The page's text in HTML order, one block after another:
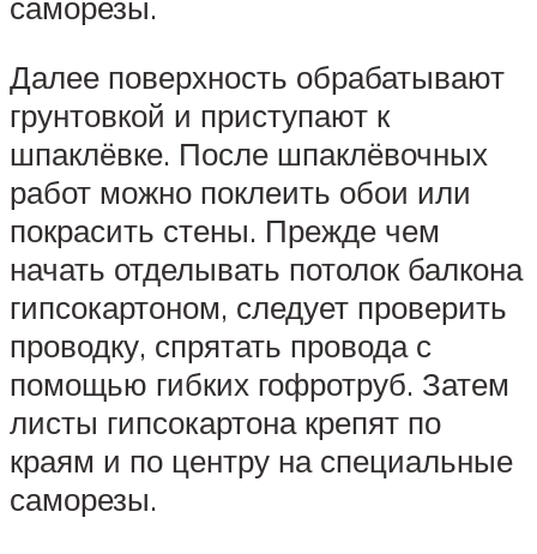
Далее поверхность обрабатывают
грунтовкой и приступают к
шпаклёвке. После шпаклёвочных
работ можно поклеить обои или
покрасить стены. Прежде чем
начать отделывать потолок балкона
гипсокартоном, следует проверить
проводку, спрятать провода с
помощью гибких гофротруб. Затем
листы гипсокартона крепят по
краям и по центру на специальные
саморезы.